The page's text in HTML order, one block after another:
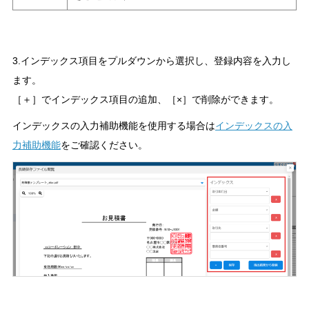
3.インデックス項目をプルダウンから選択し、登録内容を入力し
ます。
［＋］でインデックス項目の追加、［×］で削除ができます。
インデックスの入力補助機能を使用する場合はインデックスの入
力補助機能をご確認ください。